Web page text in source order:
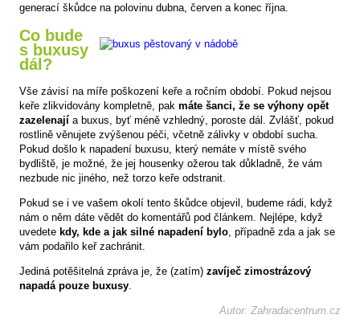
generací škůdce na polovinu dubna, červen a konec října.
Co bude
s buxusy
dál?
Vše závisí na míře poškození keře a ročním období. Pokud nejsou
keře zlikvidovány kompletně, pak máte šanci, že se výhony opět
zazelenají a buxus, byť méně vzhledný, poroste dál. Zvlášť, pokud
rostlině věnujete zvýšenou péči, včetně zálivky v období sucha.
Pokud došlo k napadení buxusu, který nemáte v místě svého
bydliště, je možné, že jej housenky ožerou tak důkladně, že vám
nezbude nic jiného, než torzo keře odstranit.
Pokud se i ve vašem okolí tento škůdce objevil, budeme rádi, když
nám o něm dáte vědět do komentářů pod článkem. Nejlépe, když
uvedete kdy, kde a jak silné napadení bylo, případně zda a jak se
vám podařilo keř zachránit.
Jediná potěšitelná zpráva je, že (zatím) zavíječ zimostrázový
napadá pouze buxusy.
Autor: Zahradacentrum.cz